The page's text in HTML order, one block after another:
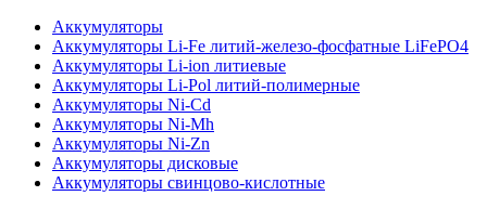
Аккумуляторы
Аккумуляторы Li-Fe литий-железо-фосфатные LiFePO4
Аккумуляторы Li-ion литиевые
Аккумуляторы Li-Pol литий-полимерные
Аккумуляторы Ni-Cd
Аккумуляторы Ni-Mh
Аккумуляторы Ni-Zn
Аккумуляторы дисковые
Аккумуляторы свинцово-кислотные